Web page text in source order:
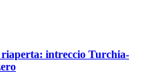
intreccio Turchia-